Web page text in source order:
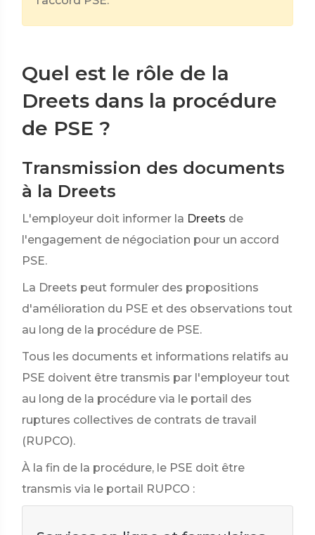
Quel est le rôle de la
Dreets dans la procédure
de PSE ?
Transmission des documents
à la Dreets
L'employeur doit informer la Dreets de
l'engagement de négociation pour un accord
PSE.
La Dreets peut formuler des propositions
d'amélioration du PSE et des observations tout
au long de la procédure de PSE.
Tous les documents et informations relatifs au
PSE doivent être transmis par l'employeur tout
au long de la procédure via le portail des
ruptures collectives de contrats de travail
(RUPCO).
À la fin de la procédure, le PSE doit être
transmis via le portail RUPCO :